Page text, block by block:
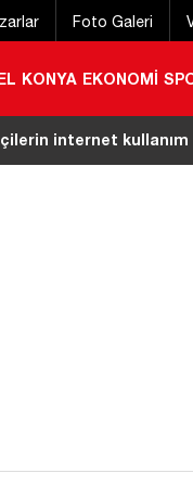
Foto Galeri
KONYA EKONOMİ
2 gündür kayıptı!